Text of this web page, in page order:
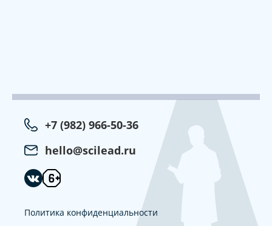
+7 (982) 966-50-36
hello@scilead.ru
Политика конфиденциальности